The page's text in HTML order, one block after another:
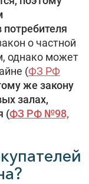
о частной
однако может
(ФЗ РФ
же закону
залах,
(ФЗ РФ №98,